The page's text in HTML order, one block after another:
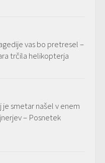
vas bo pretresel –
trčila helikopterja
je smetar našel v enem
– Posnetek